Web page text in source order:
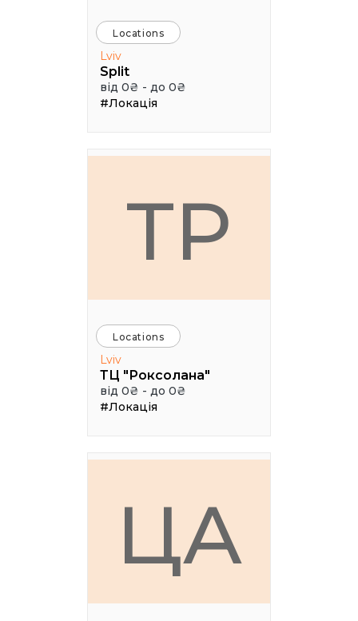
Locations
Lviv
Split
від 0₴ - до 0₴
#Локація
ТР
Locations
Lviv
ТЦ "Роксолана"
від 0₴ - до 0₴
#Локація
ЦА